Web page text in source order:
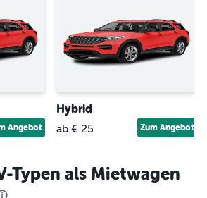
Angebot
Hybrid
ab € 25 Zum Angebot
Typen als Mietwagen